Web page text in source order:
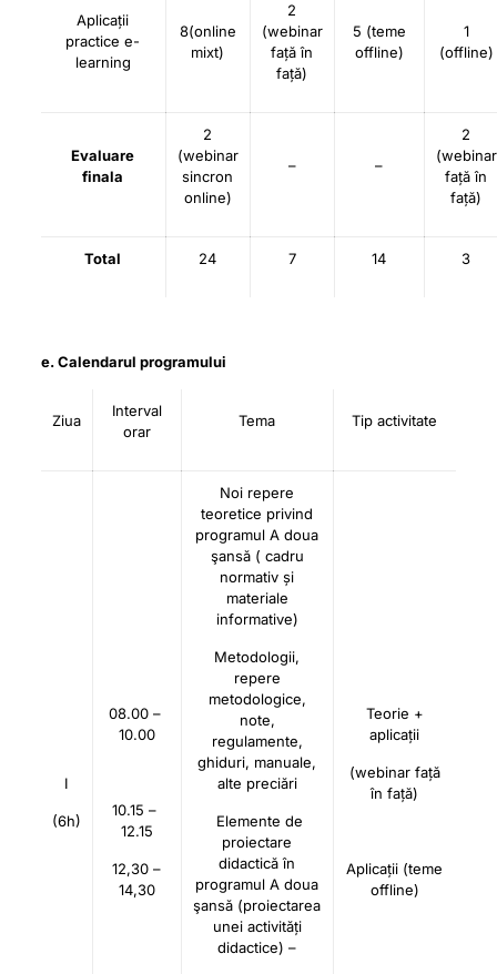
Aplicații
practice e-
learning
8(online
mixt)
2
(webinar
față în
față)
5 (teme
offline)
1
(offline)
Evaluare
finala
2
(webinar
sincron
online)
– –
2
(webinar
față în
față)
Total 24 7 14 3
e. Calendarul programului
Ziua
Interval
orar
Tema Tip activitate
I
(6h)
08.00 –
10.00
10.15 –
12.15
12,30 –
14,30
Noi repere
teoretice privind
programul A doua
şansă ( cadru
normativ și
materiale
informative)
Metodologii,
repere
metodologice,
note,
regulamente,
ghiduri, manuale,
alte preciări
Elemente de
proiectare
didactică în
programul A doua
şansă (proiectarea
unei activități
didactice) –
Teorie +
aplicații
(webinar față
în față)
Aplicații (teme
offline)